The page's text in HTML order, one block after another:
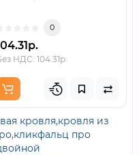
0
НДС: 104.31р.
кровля,кровля из
,кликфальц про